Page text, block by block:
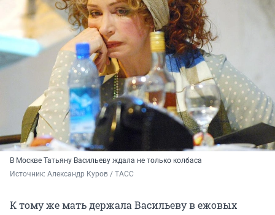
В Москве Татьяну Васильеву ждала не только колбаса
Источник: Александр Куров / ТАСС
К тому же мать держала Васильеву в ежовых